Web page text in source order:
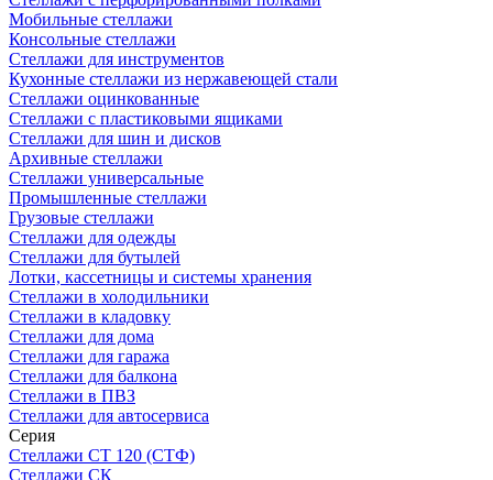
Мобильные стеллажи
Консольные стеллажи
Стеллажи для инструментов
Кухонные стеллажи из нержавеющей стали
Стеллажи оцинкованные
Стеллажи с пластиковыми ящиками
Стеллажи для шин и дисков
Архивные стеллажи
Стеллажи универсальные
Промышленные стеллажи
Грузовые стеллажи
Стеллажи для одежды
Стеллажи для бутылей
Лотки, кассетницы и системы хранения
Стеллажи в холодильники
Стеллажи в кладовку
Стеллажи для дома
Стеллажи для гаража
Стеллажи для балкона
Стеллажи в ПВЗ
Стеллажи для автосервиса
Серия
Стеллажи СТ 120 (СТФ)
Стеллажи СК